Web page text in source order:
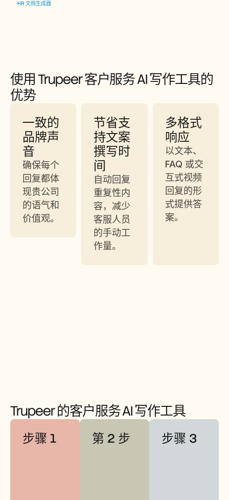
HR 文档生成器
使用 Trupeer 客户服务 AI 写作工具的
优势
一致的
品牌声
音
确保每个
回复都体
现贵公司
的语气和
价值观。
节省支
持文案
撰写时
间
自动回复
重复性内
容，减少
客服人员
的手动工
作量。
多格式
响应
以文本、
FAQ 或交
互式视频
回复的形
式提供答
案。
Trupeer 的客户服务 AI 写作工具
步骤 1 第 2 步 步骤 3